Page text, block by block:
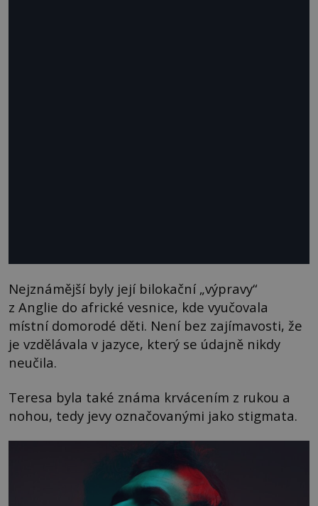
Nejznámější byly její bilokační „výpravy“
z Anglie do africké vesnice, kde vyučovala
místní domorodé děti. Není bez zajímavosti, že
je vzdělávala v jazyce, který se údajně nikdy
neučila.
Teresa byla také známa krvácením z rukou a
nohou, tedy jevy označovanými jako stigmata.